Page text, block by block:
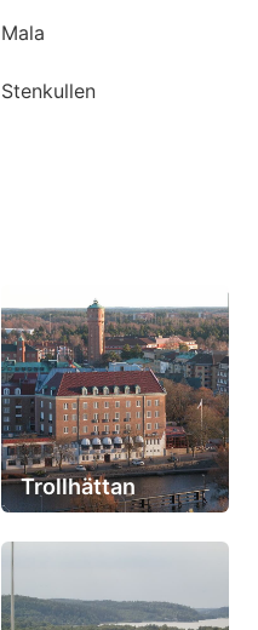
Mala
Stenkullen
Trollhättan